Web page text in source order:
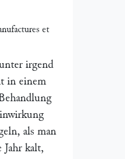
et
irgend
in einem
als man
Jahr kalt,